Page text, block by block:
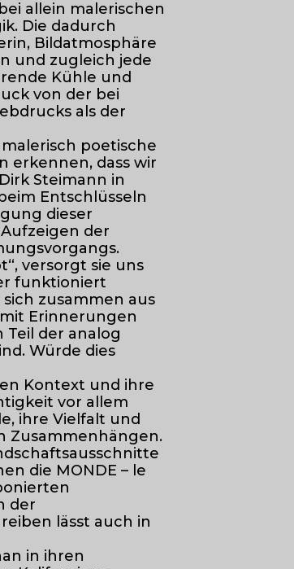
allein malerischen
Die dadurch
Bildatmosphäre
und zugleich jede
Kühle und
von der bei
als der
poetische
erkennen, dass wir
Steimann in
Entschlüsseln
dieser
der
versorgt sie uns
funktioniert
zusammen aus
Erinnerungen
der analog
Würde dies
Kontext und ihre
vor allem
ihre Vielfalt und
Zusammenhängen.
die MONDE – le
der
lässt auch in
in ihren